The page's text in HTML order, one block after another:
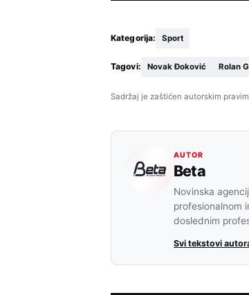
Kategorija: Sport
Tagovi: Novak Đoković Rolan
Sadržaj je zaštićen autorskim
AUTOR
Beta
Novinska
profesionalnom
doslednim
Svi tekstovi